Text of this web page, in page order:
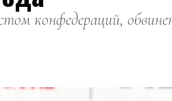
конфедераций,